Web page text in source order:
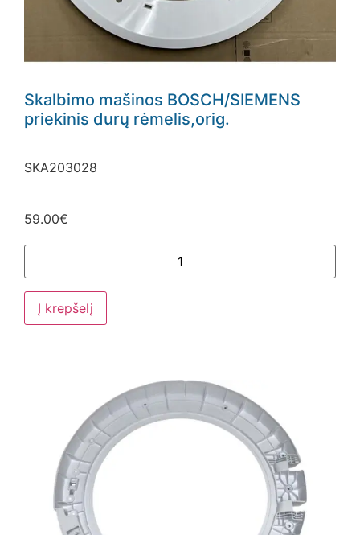
Skalbimo mašinos BOSCH/SIEMENS
priekinis durų rėmelis,orig.
SKA203028
59.00€
Į krepšelį